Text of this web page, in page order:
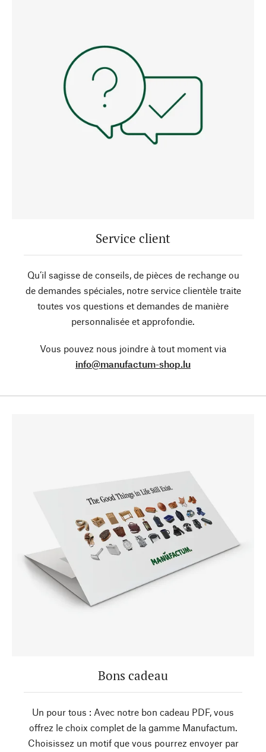
Service client
Qu’il sagisse de conseils, de pièces de rechange ou
de demandes spéciales, notre service clientèle traite
toutes vos questions et demandes de manière
personnalisée et approfondie.
Vous pouvez nous joindre à tout moment via
info@manufactum-shop.lu
Bons cadeau
Un pour tous : Avec notre bon cadeau PDF, vous
offrez le choix complet de la gamme Manufactum.
Choisissez un motif que vous pourrez envoyer par